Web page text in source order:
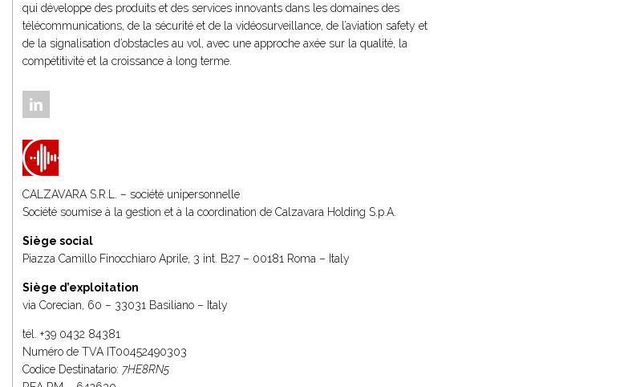
qui développe des produits et des services innovants dans les domaines des
télécommunications, de la sécurité et de la vidéosurveillance, de l’aviation safety et
de la signalisation d’obstacles au vol, avec une approche axée sur la qualité, la
compétitivité et la croissance à long terme.
CALZAVARA S.R.L. – société unipersonnelle
Société soumise à la gestion et à la coordination de Calzavara Holding S.p.A.
Siège social
Piazza Camillo Finocchiaro Aprile, 3 int. B27 – 00181 Roma – Italy
Siège d’exploitation
via Corecian, 60 – 33031 Basiliano – Italy
tél. +39 0432 84381
Numéro de TVA IT00452490303
Codice Destinatario: 7HE8RN5